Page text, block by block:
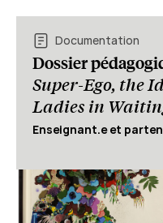
Documentation
Dossier
Super-Ego, the
Ladies in
Enseignant.e et